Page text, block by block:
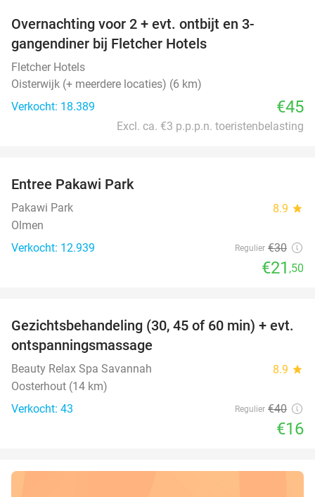
Overnachting voor 2 + evt. ontbijt en 3-
gangendiner bij Fletcher Hotels
Fletcher Hotels
Oisterwijk (+ meerdere locaties) (6 km)
Verkocht: 18.389
€45
Excl. ca. €3 p.p.p.n. toeristenbelasting
Entree Pakawi Park
Pakawi Park 8.9 star
Olmen
Verkocht: 12.939
Regulier €30
€21 ,50
60%
Gezichtsbehandeling (30, 45 of 60 min) + evt.
ontspanningsmassage
Beauty Relax Spa Savannah 8.9 star
Oosterhout (14 km)
Verkocht: 43
Regulier €40
€16